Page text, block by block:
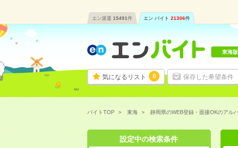
エン派遣 15491件 エン バイト 21306件
気になるリスト 0 保存した希望条件
東海版
バイトTOP 東海 静岡県のWEB登録・面接OKのアル
設定中の検索条件